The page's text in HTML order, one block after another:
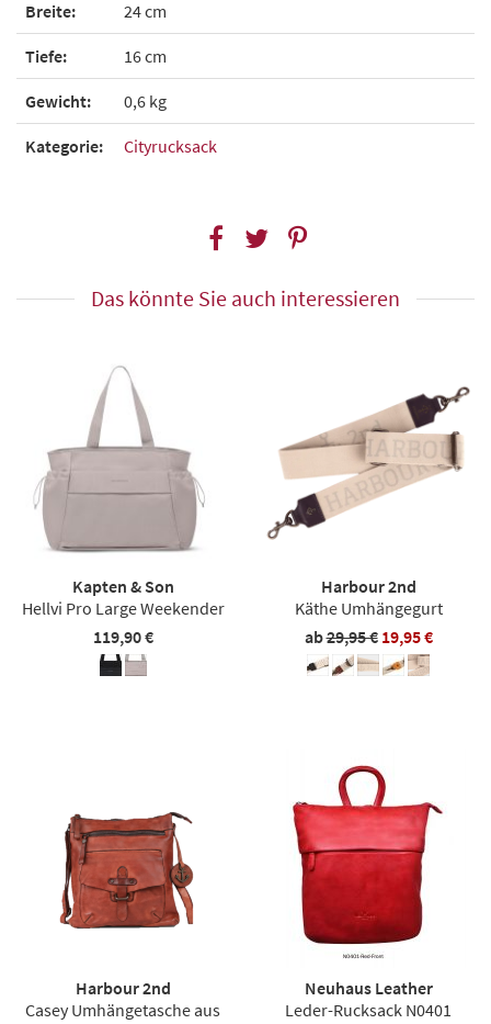
Breite: 24 cm
Tiefe: 16 cm
Gewicht: 0,6 kg
Kategorie: Cityrucksack
Das könnte Sie auch interessieren
Kapten & Son
Hellvi Pro Large Weekender
119,90 €
Harbour 2nd
Käthe Umhängegurt
ab29,95 € 19,95 €
Harbour 2nd
Casey Umhängetasche aus
Neuhaus Leather
Leder-Rucksack N0401